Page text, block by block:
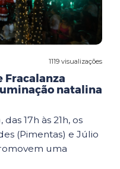
1119 visualizações
Fracalanza
natalina
17h às 21h, os
(Pimentas) e Júlio
uma